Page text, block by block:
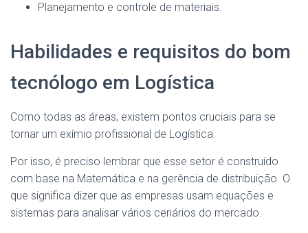
Planejamento e controle de materiais.
Habilidades e requisitos do bom
tecnólogo em Logística
Como todas as áreas, existem pontos cruciais para se
tornar um exímio profissional de Logística.
Por isso, é preciso lembrar que esse setor é construído
com base na Matemática e na gerência de distribuição. O
que significa dizer que as empresas usam equações e
sistemas para analisar vários cenários do mercado.